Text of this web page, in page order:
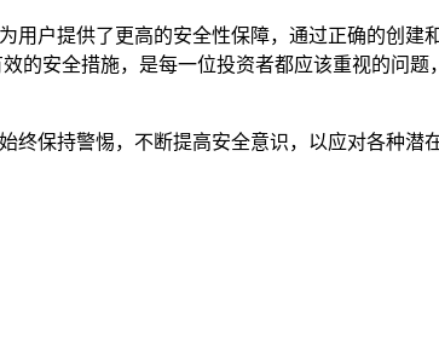
用户提供了更高的安全性保障，通过正确的创
的安全措施，是每一位投资者都应该重视的问
终保持警惕，不断提高安全意识，以应对各种